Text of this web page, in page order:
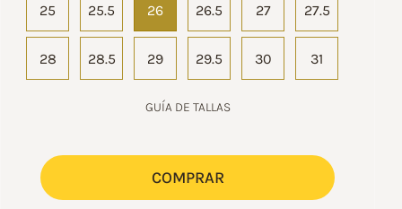
25 25.5 26 26.5 27 27.5
28 28.5 29 29.5 30 31
GUÍA DE TALLAS
COMPRAR